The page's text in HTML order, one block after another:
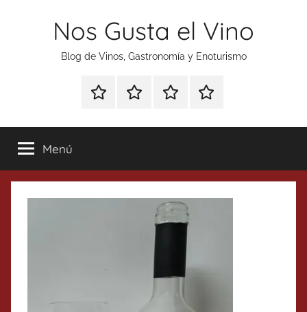
Nos Gusta el Vino
Blog de Vinos, Gastronomía y Enoturismo
Especial
Tonics
Enoturismo
Gastronomía
RankingContacto
Menú